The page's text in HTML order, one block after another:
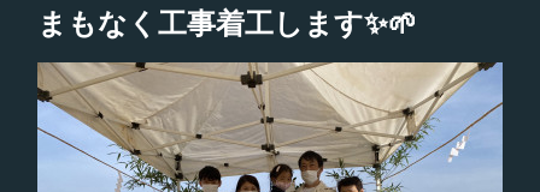
まもなく工事着工します✨🌱